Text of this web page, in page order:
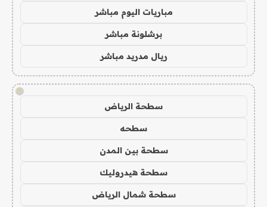
مباريات اليوم مباشر
برشلونة مباشر
ريال مدريد مباشر
!
سطحة الرياض
سطحه
سطحة بين المدن
سطحة هيدروليك
سطحة شمال الرياض